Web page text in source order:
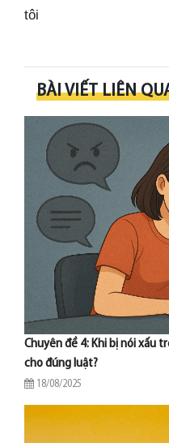
tôi
BÀI VIẾT LIÊN
Chuyên đề 4: Khi bị nói xấu
cho đúng luật?
18/08/2025